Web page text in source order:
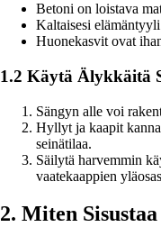
Betoni on loistava
Kaltaisesi
Huonekasvit ovat
1.2 Käytä Älykkäitä
Sängyn alle voi
Hyllyt ja kaapit
seinätilaa.
Säilytä harvemmin
vaatekaappien
2. Miten